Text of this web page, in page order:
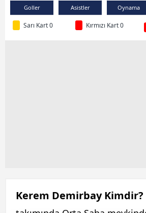
Goller Asistler Oynama
Sarı Kart 0 Kırmızı Kart 0
Kerem Demirbay Kimdir?